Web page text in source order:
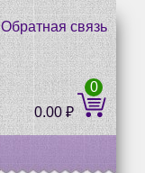
Обратная связь
0.00₽
0